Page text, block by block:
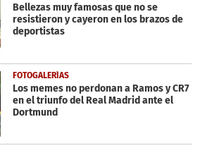
Bellezas muy famosas que no se
resistieron y cayeron en los brazos de
deportistas
FOTOGALERÍAS
Los memes no perdonan a Ramos y CR7
en el triunfo del Real Madrid ante el
Dortmund